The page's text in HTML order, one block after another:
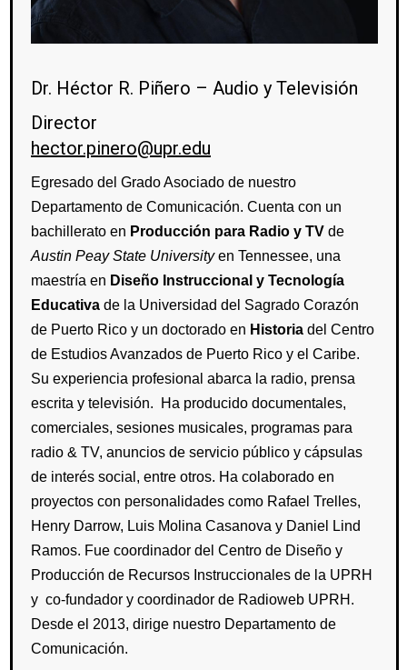
Dr. Héctor R. Piñero – Audio y Televisión
Director
hector.pinero@upr.edu
Egresado del Grado Asociado de nuestro
Departamento de Comunicación. Cuenta con un
bachillerato en Producción para Radio y TV de
Austin Peay State Universityen Tennessee, una
maestría en Diseño Instruccional y Tecnología
Educativa de la Universidad del Sagrado Corazón
de Puerto Rico y un doctorado en Historia del Centro
de Estudios Avanzados de Puerto Rico y el Caribe.
Su experiencia profesional abarca la radio, prensa
escrita y televisión. Ha producido documentales,
comerciales, sesiones musicales, programas para
radio & TV, anuncios de servicio público y cápsulas
de interés social, entre otros. Ha colaborado en
proyectos con personalidades como Rafael Trelles,
Henry Darrow, Luis Molina Casanova y Daniel Lind
Ramos. Fue coordinador del Centro de Diseño y
Producción de Recursos Instruccionales de la UPRH
y co-fundador y coordinador de Radioweb UPRH.
Desde el 2013, dirige nuestro Departamento de
Comunicación.